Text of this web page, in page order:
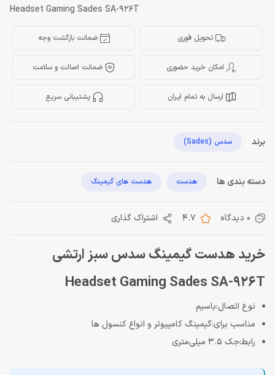
Headset Gaming Sades SA-926T
تحویل فوری ضمانت بازگشت وجه
امکان خرید حضوری ضمانت اصالت و سلامت
ارسال به تمام ایران پشتیبانی سریع
برند سدس (Sades)
دسته بندی ها هدست هدست های گیمینگ
0 دیدگاه 4.7 اشتراک گذاری
خرید هدست گیمینگ سدس سبز ارتشی
Headset Gaming Sades SA-926T
نوع اتصال:باسیم
مناسب برای:گیمینگ کامپیوتر و انواع کنسول ها
رابط:جک 3.5 میلی‌متری